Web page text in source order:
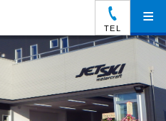
TEL
≡